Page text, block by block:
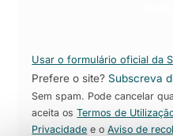
Usar o formulário oficial da
Prefere o site?Subscreva
Sem spam. Pode cancelar
aceita osTermos de
Privacidade e oAviso de